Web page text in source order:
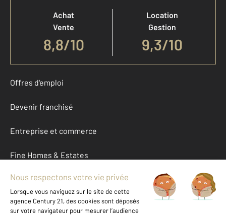
Achat
Vente
8,8/10
Location
Gestion
9,3/10
Offres d'emploi
Devenir franchisé
Entreprise et commerce
Fine Homes & Estates
À propos
International